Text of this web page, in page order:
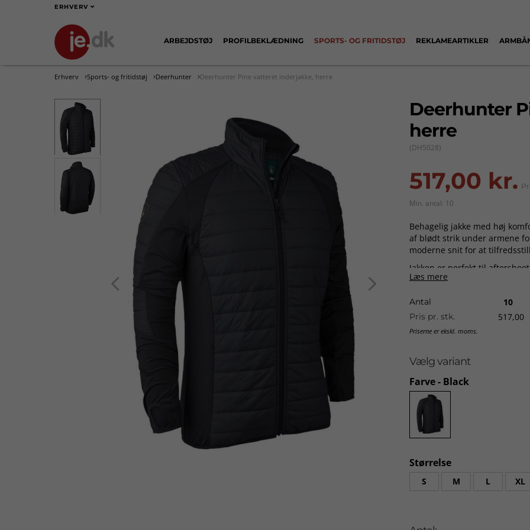
ERHVERV
ARBEJDSTØJ PROFILBEKLÆDNING SPORTS- OG FRITIDSTØJ REKLAMEARTIKLER
Erhverv Sports- og fritidstøj Deerhunter Deerhunter Pine vatteret inderjakke, herre
Deerhunter
herre
(DH5028)
517,00 kr.
Min. antal: 10
Behagelig jakke med høj
af blødt strik under armene
moderne snit for at
Jakken er perfekt til
kolde dage. Isoleret med
Jakke med skulder,
Smart design og bred
Komfortabel og åndbar
Vandafvisende
Size guide
Læs mere
Antal
Pris pr. stk.
10
517,00
Priserne er ekskl. moms.
Vælg variant
Farve- Black
Størrelse
S M L XL